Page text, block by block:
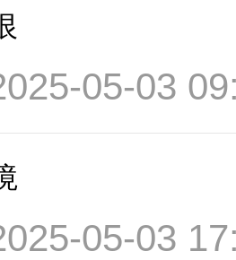
05-03
05-03